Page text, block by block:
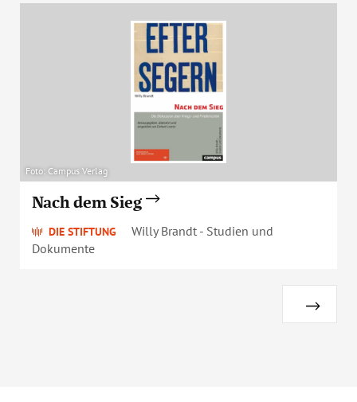
Foto: Campus Verlag
Nach dem Sieg
DIE STIFTUNG
Willy Brandt - Studien und
Dokumente